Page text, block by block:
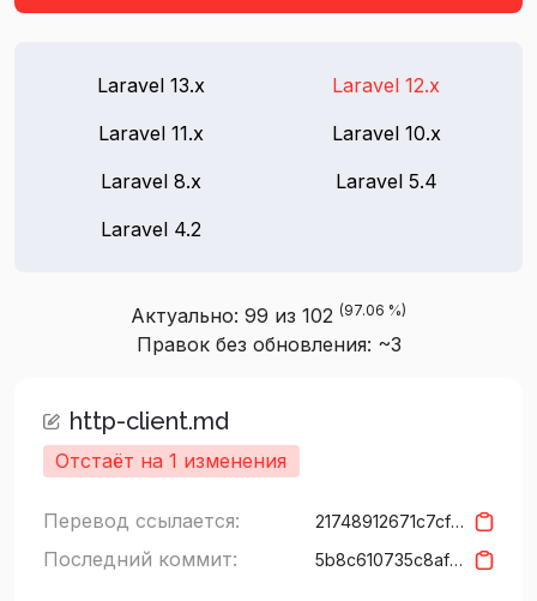
Laravel 13.x
Laravel 12.x
Laravel 11.x
Laravel 10.x
Laravel 8.x
Laravel 5.4
Laravel 4.2
Актуально: 99 из 102 (97.06 %)
Правок без обновления: ~3
http-client.md
Отстаёт на 1 изменения
Перевод ссылается: 21748912671c7cf141bdab3b285891bbb5f7d980
Последний коммит: 5b8c610735c8af96a3bda4e37a820b27dc40aee9